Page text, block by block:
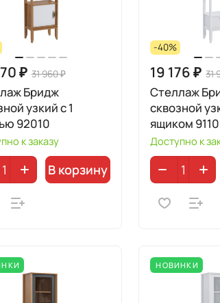
₽ 31 960 ₽
Бридж
узкий с 1
92010
к заказу
В корзину
-40%
19 176 ₽ 31
Стеллаж
сквозной
ящиком
Доступно к
НОВИНКИ